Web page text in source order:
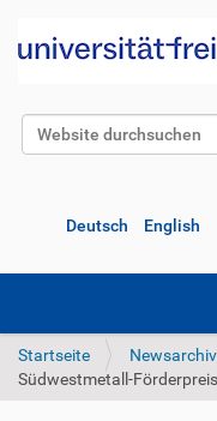
Website durchsuchen
Deutsch English
Startseite
Newsarchiv
Südwestmetall-